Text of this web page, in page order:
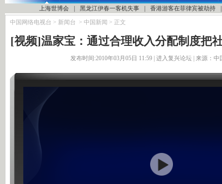
上海世博会 黑龙江伊春一客机失事 香港游客在菲律宾被劫持
中国网络电视台 > 新闻台 > 中国新闻 > 正文
[视频]温家宝：通过合理收入分配制度把
发布时间:2010年03月05日 11:59 | 进入复兴论坛 | 来源：